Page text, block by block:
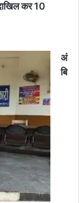
कर 10
अं
बि